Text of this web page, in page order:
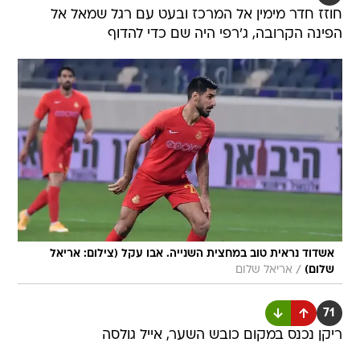
חוזז חדר מימין אל המרכז ובעט עם רגל שמאל אל
הפינה הקרובה, ג'רפי היה שם כדי להדוף
אשדוד נראית טוב במחצית השנייה. אבו עקל (צילום: אריאל
שלום) / אריאל שלום
71
ריקן נכנס במקום כובש השער, אייל גולסה